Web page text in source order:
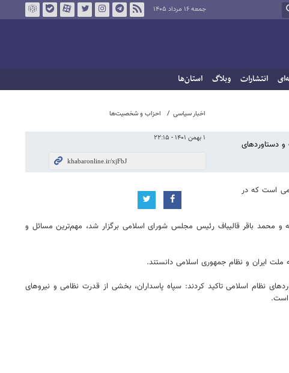
جمعه ۱۶ مرداد ۱۴۰۵
انتشارات وبلاگ استان‌ها
اخبار سیاسی احزاب و شخصیت‌ها
۱ بهمن ۱۴۰۱ - ۲۲:۱۵
و دستاوردهای
است که در
محمد باقر قالیباف رئیس مجلس شورای اسلامی برگزار شد، مهم‌ترین مسائل و
ایران و نظام جمهوری اسلامی دانستند.
نظام اسلامی تاکید کردند: سپاه پاسداران، بخشی از قدرت نظامی و نیروهای